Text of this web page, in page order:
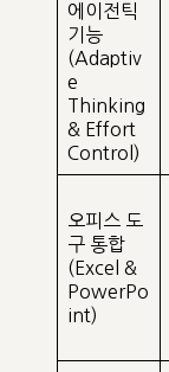
에이전틱
기능
(Adaptiv
e
Thinking
& Effort
Control)
오피스 도
구 통합
(Excel &
PowerPo
int)